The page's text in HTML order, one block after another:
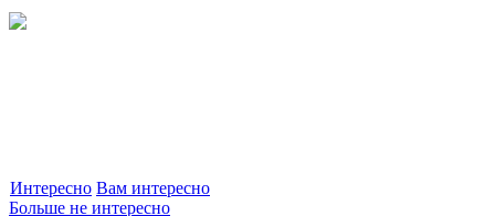
Интересно Вам интересно
Больше не интересно